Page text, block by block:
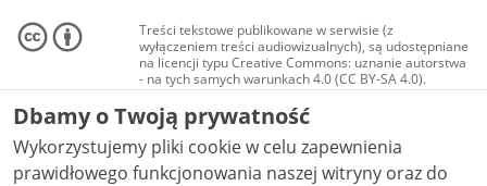
Treści tekstowe publikowane w serwisie (z
wyłączeniem treści audiowizualnych), są udostępniane
na licencji typu Creative Commons: uznanie autorstwa
- na tych samych warunkach 4.0 (CC BY-SA 4.0).
Materiały audiowizualne, w tym zdjęcia, materiały
audio i wideo, są udostępniane na licencji typu
Creative Commons: uznanie autorstwa użycie
niekomercyjne - bez utworów zależnych 4.0 (CC BY-
NC-ND 4.0), o ile nie jest to stwierdzone inaczej.
Dbamy o Twoją prywatność
Wykorzystujemy pliki cookie w celu zapewnienia
prawidłowego funkcjonowania naszej witryny oraz do